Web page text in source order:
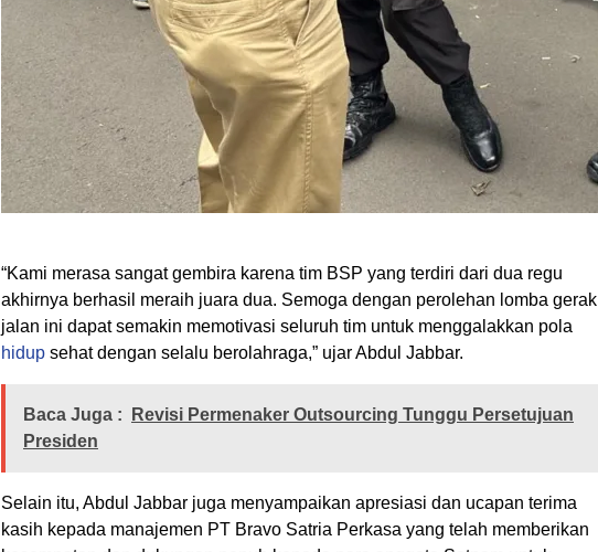
“Kami merasa sangat gembira karena tim BSP yang terdiri dari dua regu
akhirnya berhasil meraih juara dua. Semoga dengan perolehan lomba gerak
jalan ini dapat semakin memotivasi seluruh tim untuk menggalakkan pola
hidup sehat dengan selalu berolahraga,” ujar Abdul Jabbar.
Baca Juga :
Revisi Permenaker Outsourcing Tunggu Persetujuan
Presiden
Selain itu, Abdul Jabbar juga menyampaikan apresiasi dan ucapan terima
kasih kepada manajemen PT Bravo Satria Perkasa yang telah memberikan